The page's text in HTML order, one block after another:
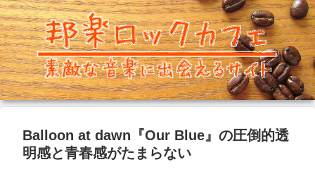
Balloon at dawn『Our Blue』の圧倒的透
明感と青春感がたまらない